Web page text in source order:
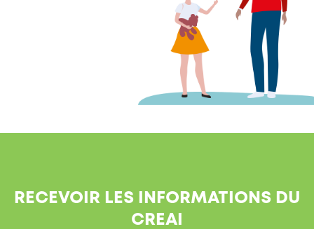
RECEVOIR LES INFORMATIONS DU
CREAI